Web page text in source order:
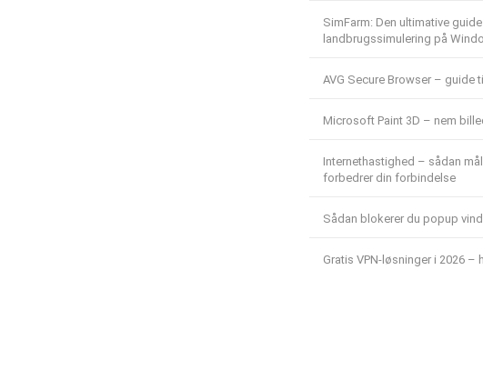
SimFarm: Den ultimative
landbrugssimulering på
AVG Secure Browser – guide
Microsoft Paint 3D – nem
Internethastighed – sådan
forbedrer din forbindelse
Sådan blokerer du popup
Gratis VPN-løsninger i 2026 –